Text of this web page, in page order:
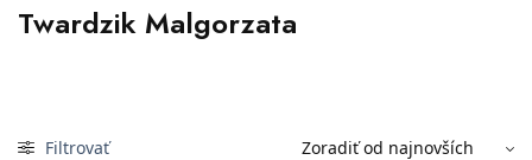
Twardzik Malgorzata
Filtrovať